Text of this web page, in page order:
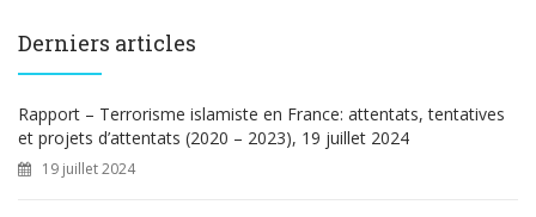
e
h
e
r
Derniers articles
Rapport – Terrorisme islamiste en France: attentats, tentatives
et projets d’attentats (2020 – 2023), 19 juillet 2024
19 juillet 2024